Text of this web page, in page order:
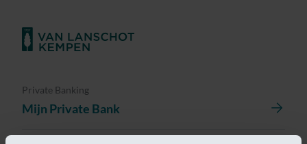
Private Banking
Mijn Private Bank